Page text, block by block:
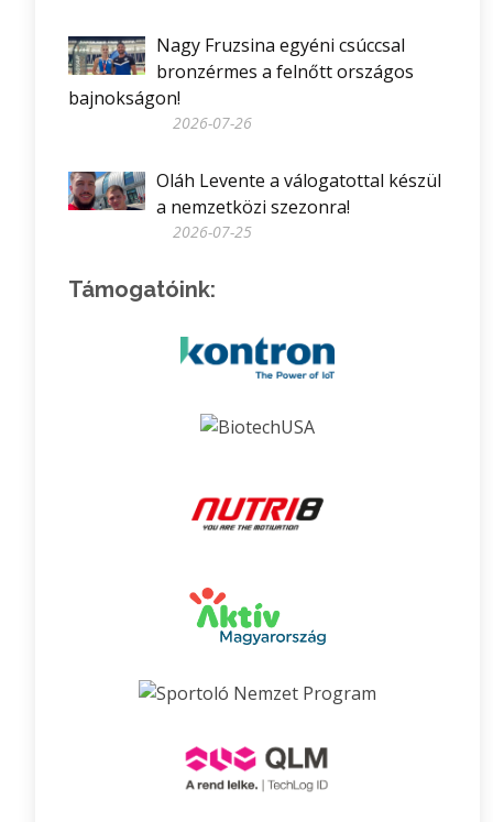
Nagy Fruzsina egyéni csúccsal
bronzérmes a felnőtt országos
bajnokságon!
2026-07-26
Oláh Levente a válogatottal készül
a nemzetközi szezonra!
2026-07-25
Támogatóink: